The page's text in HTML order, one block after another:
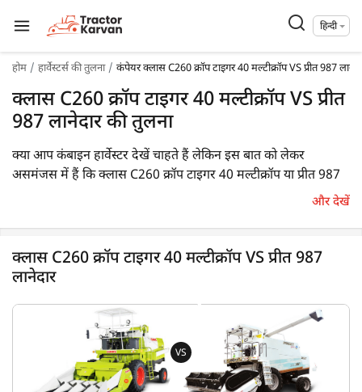
हिन्दी
होम हार्वेस्टर्स की तुलना कंपेयर क्लास C260 क्रॉप टाइगर 40 मल्टीक्रॉप VS प्रीत 987
क्लास C260 क्रॉप टाइगर 40 मल्टीक्रॉप VS प्रीत
987 लानेदार की तुलना
क्या आप कंबाइन हार्वेस्टर देखें चाहते हैं लेकिन इस बात को लेकर
असमंजस में हैं कि क्लास C260 क्रॉप टाइगर 40 मल्टीक्रॉप या प्रीत 987
लानेदार में कौन सा बेहतर है? तो आप सही जगह पर हैं। क्लास C260
987 लानेदार 101 HP इंजन से लैस है। पहला बहु फसल की कटाई कर
सकता है जबकि दूसरा बहु फसल की कटाई कर सकता है। इसके अलावा,
क्लास C260 क्रॉप टाइगर 40 मल्टीक्रॉप का वजन 4900 KG है, जबकि
साथ ही आप, आप नीचे दी गयी इन दो कंबाइन हार्वेस्टर की मुख्य
विशेषताओं पर एक नज़र डाल सकते हैं:
क्लास C260 क्रॉप टाइगर 40 मल्टीक्रॉप vs प्रीत 987 लानेदार
और देखें
क्लास C260 क्रॉप टाइगर 40 मल्टीक्रॉप VS प्रीत 987
लानेदार
VS